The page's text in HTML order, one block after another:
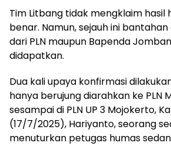
Tim Litbang tidak mengklaim hasil
benar. Namun, sejauh ini
dari PLN maupun Bapenda
didapatkan.
Dua kali upaya konfirmasi
hanya berujung diarahkan ke PLN
sesampai di PLN UP 3 Mojokerto,
(17/7/2025), Hariyanto, seorang
menuturkan petugas humas